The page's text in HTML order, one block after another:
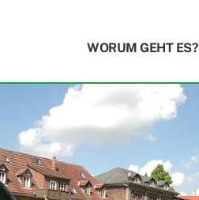
WORUM GEHT ES?